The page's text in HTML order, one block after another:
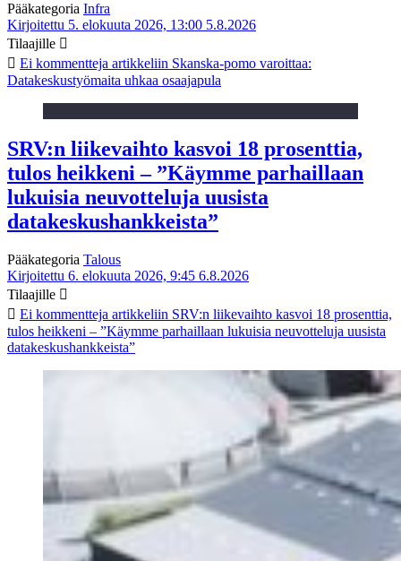
Pääkategoria Infra
Kirjoitettu 5. elokuuta 2026, 13:00 5.8.2026
Tilaajille
Ei kommentteja artikkeliin Skanska-pomo varoittaa:
Datakeskustyömaita uhkaa osaajapula
SRV:n liikevaihto kasvoi 18 prosenttia,
tulos heikkeni – ”Käymme parhaillaan
lukuisia neuvotteluja uusista
datakeskushankkeista”
Pääkategoria Talous
Kirjoitettu 6. elokuuta 2026, 9:45 6.8.2026
Tilaajille
Ei kommentteja artikkeliin SRV:n liikevaihto kasvoi 18 prosenttia,
tulos heikkeni – ”Käymme parhaillaan lukuisia neuvotteluja uusista
datakeskushankkeista”